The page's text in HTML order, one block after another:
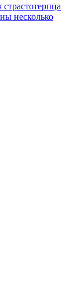
несколько